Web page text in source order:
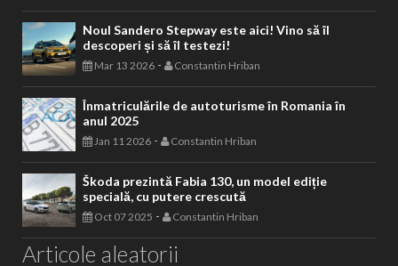
Noul Sandero Stepway este aici! Vino să îl
descoperi și să îl testezi!
Mar 13 2026 - Constantin Hriban
Înmatriculările de autoturisme în Romania în
anul 2025
Jan 11 2026 - Constantin Hriban
Škoda prezintă Fabia 130, un model ediție
specială, cu putere crescută
Oct 07 2025 - Constantin Hriban
Articole aleatorii